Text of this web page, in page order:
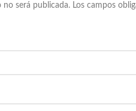
no será publicada. Los campos